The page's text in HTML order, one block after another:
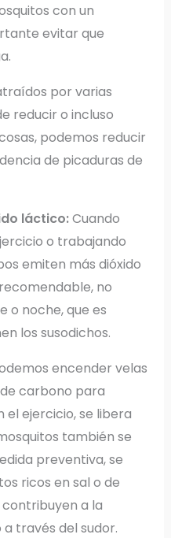
con un
evitar que
por varias
reducir o incluso
podemos reducir
de picaduras de
láctico:Cuando
o trabajando
emiten más dióxido
no
o noche, que es
los susodichos.
encender velas
carbono para
el ejercicio, se libera
también se
preventiva, se
ricos en sal o de
a la
través del sudor.